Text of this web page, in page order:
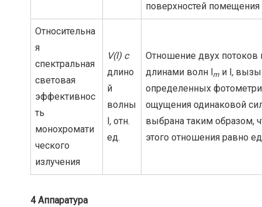
поверхностей помещения
Относительна
я
спектральная
световая
эффективнос
ть
монохромати
ческого
излучения
V(l) с
длино
й
волны
,отн.
ед.
Отношение двух потоков
длинами волн l mи l ,
определенных
ощущения одинаковой
выбрана таким образом,
этого отношения равно
4 Аппаратура